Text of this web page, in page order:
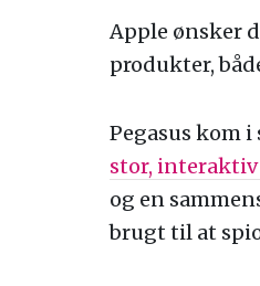
Apple ønsker
produkter,
Pegasus kom
stor,
og en
brugt til at